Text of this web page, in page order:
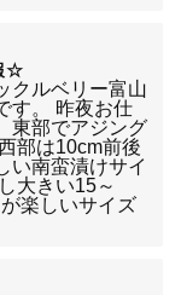
☆
クルベリー富山
す。 昨夜お仕
東部でアジング
部は10cm前後
い南蛮漬けサイ
大きい15～
楽しいサイズ